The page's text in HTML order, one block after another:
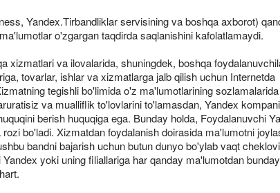
Yandex.Tirbandliklar servisining va boshqa axborot)
o'zgargan taqdirda saqlanishini kafolatlamaydi.
xizmatlari va ilovalarida, shuningdek, boshqa
tovarlar, ishlar va xizmatlarga jalb qilish uchun Internetda
tegishli bo'limida o'z ma'lumotlarining sozlamalarida
va mualliflik to'lovlarini to'lamasdan, Yandex
berish huquqiga ega. Bunday holda, Foydalanuvchi
bo'ladi. Xizmatdan foydalanish doirasida ma'lumotni
bandni bajarish uchun butun dunyo bo'ylab vaqt
yoki uning filiallariga har qanday ma'lumotdan